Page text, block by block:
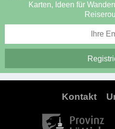
Karten, Ideen für
Kontakt